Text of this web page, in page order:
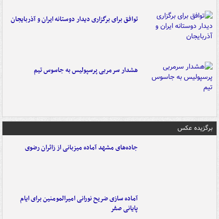
توافق برای برگزاری دیدار دوستانه ایران و آذربایجان
هشدار سرمربی پرسپولیس به جاسوس تیم
برگزیده عکس
جاده‌های مشهد آماده میزبانی از زائران رضوی
آماده سازی ضریح نورانی امیرالمومنین برای ایام
پایانی صفر